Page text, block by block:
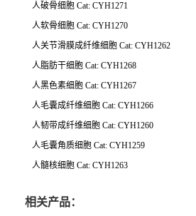
人破骨细胞 Cat: CYH1271
人软骨细胞 Cat: CYH1270
人关节滑膜成纤维细胞 Cat: CYH1262
人脂肪干细胞 Cat: CYH1268
人黑色素细胞 Cat: CYH1267
人毛囊成纤维细胞 Cat: CYH1266
人韧带成纤维细胞 Cat: CYH1260
人毛囊角质细胞 Cat: CYH1259
人髓核细胞 Cat: CYH1263
相关产品：